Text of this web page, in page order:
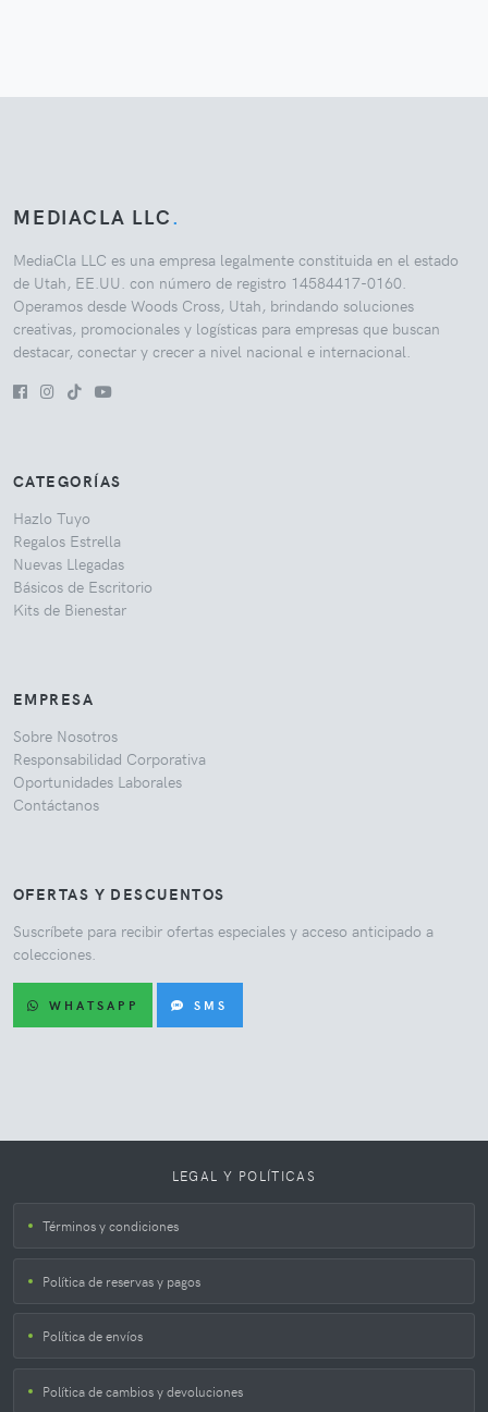
MEDIACLA LLC.
MediaCla LLC es una empresa legalmente constituida en el estado
de Utah, EE.UU. con número de registro 14584417-0160.
Operamos desde Woods Cross, Utah, brindando soluciones
creativas, promocionales y logísticas para empresas que buscan
destacar, conectar y crecer a nivel nacional e internacional.
CATEGORÍAS
Hazlo Tuyo
Regalos Estrella
Nuevas Llegadas
Básicos de Escritorio
Kits de Bienestar
EMPRESA
Sobre Nosotros
Responsabilidad Corporativa
Oportunidades Laborales
Contáctanos
OFERTAS Y DESCUENTOS
Suscríbete para recibir ofertas especiales y acceso anticipado a
colecciones.
WHATSAPP SMS
LEGAL Y POLÍTICAS
Términos y condiciones
Política de reservas y pagos
Política de envíos
Política de cambios y devoluciones